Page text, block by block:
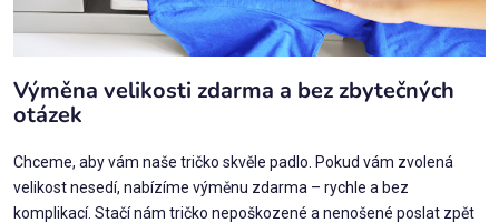
Výměna velikosti zdarma a bez zbytečných
otázek
Chceme, aby vám naše tričko skvěle padlo. Pokud vám zvolená
velikost nesedí, nabízíme výměnu zdarma – rychle a bez
komplikací. Stačí nám tričko nepoškozené a nenošené poslat zpět